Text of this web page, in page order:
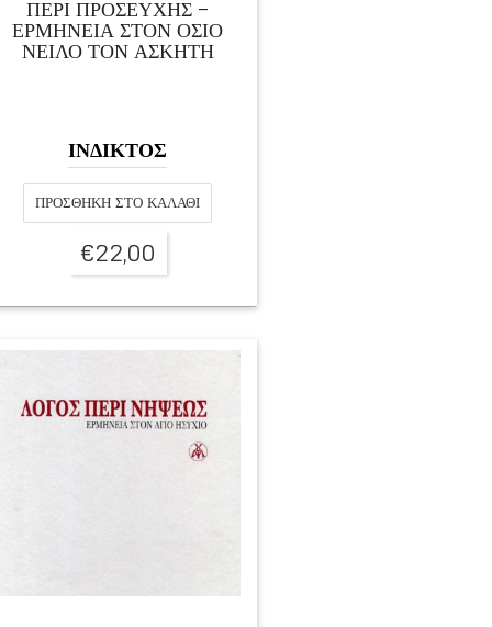
ΠΕΡΙ ΠΡΟΣΕΥΧΗΣ –
ΕΡΜΗΝΕΙΑ ΣΤΟΝ ΟΣΙΟ
ΝΕΙΛΟ ΤΟΝ ΑΣΚΗΤΗ
ΙΝΔΙΚΤΟΣ
ΠΡΟΣΘΉΚΗ ΣΤΟ ΚΑΛΆΘΙ
€22,00